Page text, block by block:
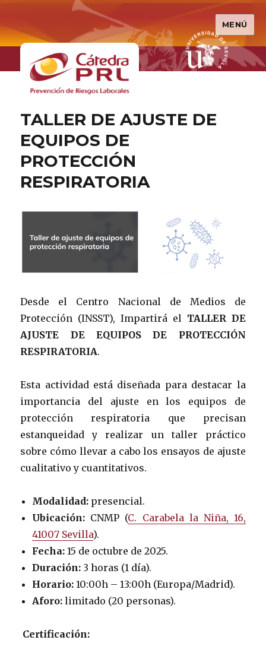
Cátedra PRL
MENÚ
TALLER DE AJUSTE DE
EQUIPOS DE
PROTECCIÓN
RESPIRATORIA
Desde el Centro Nacional de Medios de
Protección (INSST), Impartirá el TALLER DE
AJUSTE DE EQUIPOS DE PROTECCIÓN
RESPIRATORIA.
Esta actividad está diseñada para destacar la
importancia del ajuste en los equipos de
protección respiratoria que precisan
estanqueidad y realizar un taller práctico
sobre cómo llevar a cabo los ensayos de ajuste
cualitativo y cuantitativos.
Modalidad: presencial.
Ubicación: CNMP (C. Carabela la Niña, 16,
41007 Sevilla).
Fecha: 15 de octubre de 2025.
Duración: 3 horas (1 día).
Horario: 10:00h – 13:00h (Europa/Madrid).
Aforo: limitado (20 personas).
Certificación: